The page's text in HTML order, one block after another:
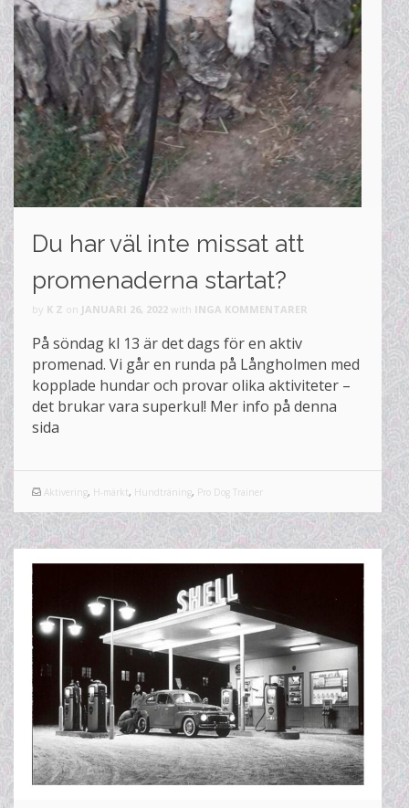
Du har väl inte missat att
promenaderna startat?
by K Z on JANUARI 26, 2022 with INGA KOMMENTARER
På söndag kl 13 är det dags för en aktiv
promenad. Vi går en runda på Långholmen med
kopplade hundar och provar olika aktiviteter –
det brukar vara superkul! Mer info på denna
sida
Aktivering, H-märkt, Hundträning, Pro Dog Trainer